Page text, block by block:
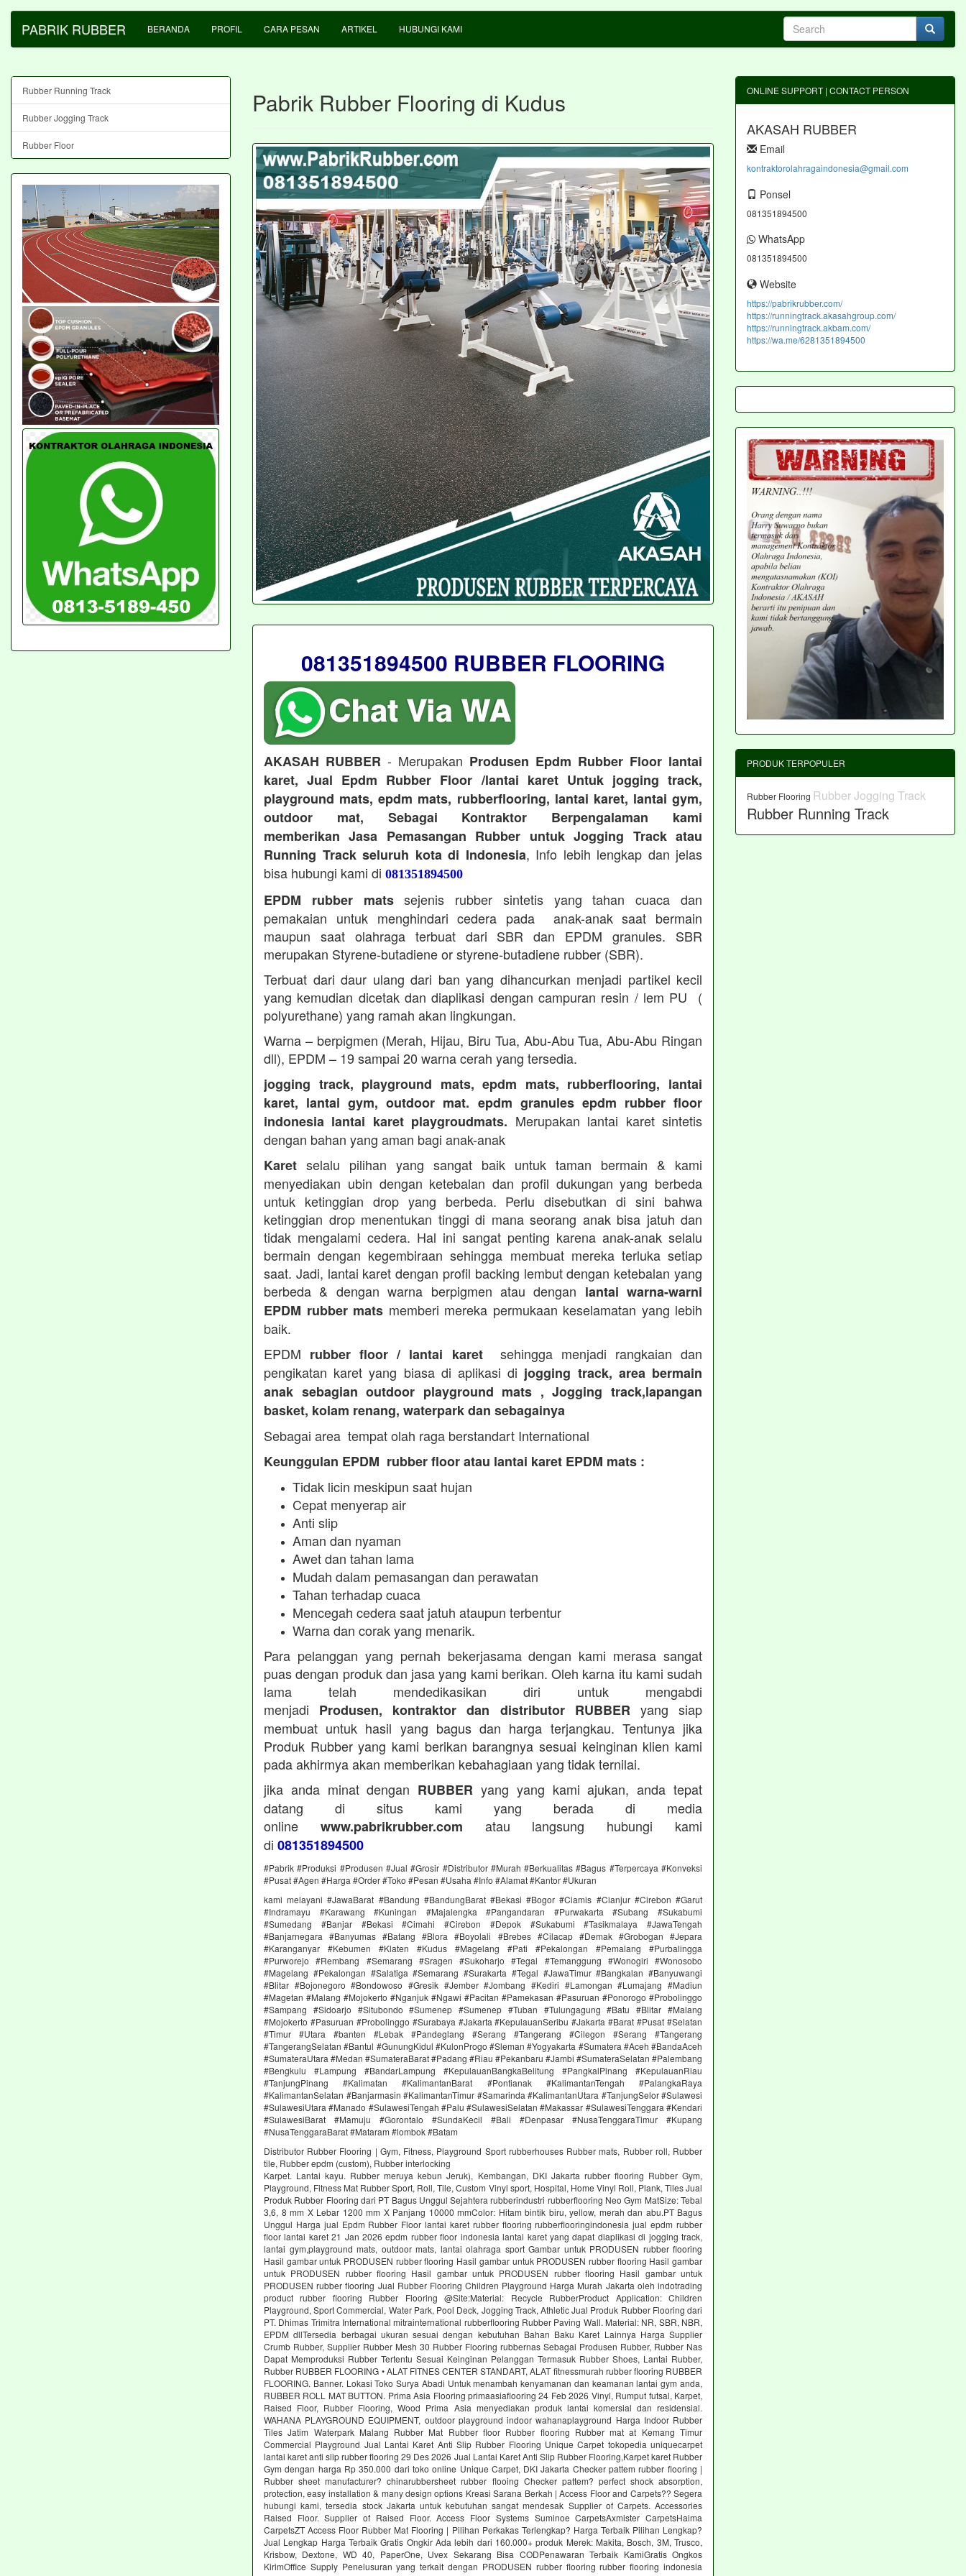
PABRIK RUBBER BERANDA PROFIL CARA PESAN ARTIKEL HUBUNGI KAMI
Pabrik Rubber Flooring di Kudus
081351894500 RUBBER FLOORING
AKASAH RUBBER - Merupakan Produsen Epdm Rubber Floor lantai
karet, Jual Epdm Rubber Floor /lantai karet Untuk jogging track,
playground mats, epdm mats, rubberflooring, lantai karet, lantai gym,
outdoor mat, Sebagai Kontraktor Berpengalaman kami
memberikan Jasa Pemasangan Rubber untuk Jogging Track atau
Running Track seluruh kota di Indonesia, Info lebih lengkap dan jelas
bisa hubungi kami di 081351894500
EPDM rubber matssejenis rubber sintetis yang tahan cuaca dan
pemakaian untuk menghindari cedera pada anak-anak saat bermain
maupun saat olahraga terbuat dari SBR dan EPDM granules. SBR
merupakan Styrene-butadiene or styrene-butadiene rubber (SBR).
Terbuat dari daur ulang dari ban yang dihancurkan menjadi partikel kecil
yang kemudian dicetak dan diaplikasi dengan campuran resin / lem PU (
polyurethane) yang ramah akan lingkungan.
Warna – berpigmen (Merah, Hijau, Biru Tua, Abu-Abu Tua, Abu-Abu Ringan
dll), EPDM – 19 sampai 20 warna cerah yang tersedia.
jogging track, playground mats, epdm mats, rubberflooring, lantai
karet, lantai gym, outdoor mat. epdm granules epdm rubber floor
indonesia lantai karet playgroudmats. Merupakan lantai karet sintetis
dengan bahan yang aman bagi anak-anak
Karet selalu pilihan yang sangat baik untuk taman bermain & kami
menyediakan ubin dengan ketebalan dan profil dukungan yang berbeda
untuk ketinggian drop yang berbeda. Perlu disebutkan di sini bahwa
ketinggian drop menentukan tinggi di mana seorang anak bisa jatuh dan
tidak mengalami cedera. Hal ini sangat penting karena anak-anak selalu
bermain dengan kegembiraan sehingga membuat mereka terluka setiap
saat. Jadi, lantai karet dengan profil backing lembut dengan ketebalan yang
berbeda & dengan warna berpigmen atau dengan lantai warna-warni
EPDM rubber mats memberi mereka permukaan keselamatan yang lebih
baik.
EPDM rubber floor / lantai karetsehingga menjadi rangkaian dan
pengikatan karet yang biasa di aplikasi di jogging track, area bermain
anak sebagian outdoor playground mats , Jogging track,lapangan
basket, kolam renang, waterpark dan sebagainya
Sebagai area tempat olah raga berstandart International
Keunggulan EPDM rubber floor atau lantai karet EPDM mats :
Tidak licin meskipun saat hujan
Cepat menyerap air
Anti slip
Aman dan nyaman
Awet dan tahan lama
Mudah dalam pemasangan dan perawatan
Tahan terhadap cuaca
Mencegah cedera saat jatuh ataupun terbentur
Warna dan corak yang menarik.
Para pelanggan yang pernah bekerjasama dengan kami merasa sangat
puas dengan produk dan jasa yang kami berikan. Oleh karna itu kami sudah
lama telah mendedikasikan diri untuk mengabdi
menjadi Produsen, kontraktor dan distributor RUBBER yang siap
membuat untuk hasil yang bagus dan harga terjangkau. Tentunya jika
Produk Rubber yang kami berikan barangnya sesuai keinginan klien kami
pada akhirmya akan memberikan kebahagiaan yang tidak ternilai.
jika anda minat dengan RUBBER yang yang kami ajukan, anda tepat
datang di situs kami yang berada di media
online www.pabrikrubber.com atau langsung hubungi kami
di 081351894500
#Pabrik #Produksi #Produsen #Jual #Grosir #Distributor #Murah #Berkualitas #Bagus #Terpercaya #Konveksi
#Pusat #Agen #Harga #Order #Toko #Pesan #Usaha #Info #Alamat #Kantor #Ukuran
kami melayani #JawaBarat #Bandung #BandungBarat #Bekasi #Bogor #Ciamis #Cianjur #Cirebon #Garut
#Indramayu #Karawang #Kuningan #Majalengka #Pangandaran #Purwakarta #Subang #Sukabumi
#Sumedang #Banjar #Bekasi #Cimahi #Cirebon #Depok #Sukabumi #Tasikmalaya #JawaTengah
#Banjarnegara #Banyumas #Batang #Blora #Boyolali #Brebes #Cilacap #Demak #Grobogan #Jepara
#Karanganyar #Kebumen #Klaten #Kudus #Magelang #Pati #Pekalongan #Pemalang #Purbalingga
#Purworejo #Rembang #Semarang #Sragen #Sukoharjo #Tegal #Temanggung #Wonogiri #Wonosobo
#Magelang #Pekalongan #Salatiga #Semarang #Surakarta #Tegal #JawaTimur #Bangkalan #Banyuwangi
#Blitar #Bojonegoro #Bondowoso #Gresik #Jember #Jombang #Kediri #Lamongan #Lumajang #Madiun
#Magetan #Malang #Mojokerto #Nganjuk #Ngawi #Pacitan #Pamekasan #Pasuruan #Ponorogo #Probolinggo
#Sampang #Sidoarjo #Situbondo #Sumenep #Sumenep #Tuban #Tulungagung #Batu #Blitar #Malang
#Mojokerto #Pasuruan #Probolinggo #Surabaya #Jakarta #KepulauanSeribu #Jakarta #Barat #Pusat #Selatan
#Timur #Utara #banten #Lebak #Pandeglang #Serang #Tangerang #Cilegon #Serang #Tangerang
#TangerangSelatan #Bantul #GunungKidul #KulonProgo #Sleman #Yogyakarta #Sumatera #Aceh #BandaAceh
#SumateraUtara #Medan #SumateraBarat #Padang #Riau #Pekanbaru #Jambi #SumateraSelatan #Palembang
#Bengkulu #Lampung #BandarLampung #KepulauanBangkaBelitung #PangkalPinang #KepulauanRiau
#TanjungPinang #Kalimatan #KalimantanBarat #Pontianak #KalimantanTengah #PalangkaRaya
#KalimantanSelatan #Banjarmasin #KalimantanTimur #Samarinda #KalimantanUtara #TanjungSelor #Sulawesi
#SulawesiUtara #Manado #SulawesiTengah #Palu #SulawesiSelatan #Makassar #SulawesiTenggara #Kendari
#SulawesiBarat #Mamuju #Gorontalo #SundaKecil #Bali #Denpasar #NusaTenggaraTimur #Kupang
#NusaTenggaraBarat #Mataram #lombok #Batam
Distributor Rubber Flooring | Gym, Fitness, Playground Sport rubberhouses Rubber mats, Rubber roll, Rubber
tile, Rubber epdm (custom), Rubber interlocking
Karpet. Lantai kayu. Rubber meruya kebun Jeruk), Kembangan, DKI Jakarta rubber flooring Rubber Gym,
Playground, Fitness Mat Rubber Sport, Roll, Tile, Custom Vinyl sport, Hospital, Home Vinyl Roll, Plank, Tiles Jual
Produk Rubber Flooring dari PT Bagus Unggul Sejahtera rubberindustri rubberflooring Neo Gym MatSize: Tebal
3,6, 8 mm X Lebar 1200 mm X Panjang 10000 mmColor: Hitam bintik biru, yellow, merah dan abu.PT Bagus
Unggul Harga jual Epdm Rubber Floor lantai karet rubber flooring rubberflooringindonesia jual epdm rubber
floor lantai karet 21 Jan 2026 epdm rubber floor indonesia lantai karet yang dapat diaplikasi di jogging track,
lantai gym,playground mats, outdoor mats, lantai olahraga sport Gambar untuk PRODUSEN rubber flooring
Hasil gambar untuk PRODUSEN rubber flooring Hasil gambar untuk PRODUSEN rubber flooring Hasil gambar
untuk PRODUSEN rubber flooring Hasil gambar untuk PRODUSEN rubber flooring Hasil gambar untuk
PRODUSEN rubber flooring Jual Rubber Flooring Children Playground Harga Murah Jakarta oleh indotrading
product rubber flooring Rubber Flooring @Site:Material: Recycle RubberProduct Application: Children
Playground, Sport Commercial, Water Park, Pool Deck, Jogging Track, Athletic Jual Produk Rubber Flooring dari
PT. Dhimas Trimitra International mitrainternational rubberflooring Rubber Paving Wall. Material: NR, SBR, NBR,
EPDM dllTersedia berbagai ukuran sesuai dengan kebutuhan Bahan Baku Karet Lainnya Harga Supplier
Crumb Rubber, Supplier Rubber Mesh 30 Rubber Flooring rubbernas Sebagai Produsen Rubber, Rubber Nas
Dapat Memproduksi Rubber Tertentu Sesuai Keinginan Pelanggan Termasuk Rubber Shoes, Lantai Rubber,
Rubber RUBBER FLOORING • ALAT FITNES CENTER STANDART, ALAT fitnessmurah rubber flooring RUBBER
FLOORING. Banner. Lokasi Toko Surya Abadi Untuk menambah kenyamanan dan keamanan lantai gym anda,
RUBBER ROLL MAT BUTTON. Prima Asia Flooring primaasiaflooring 24 Feb 2026 Vinyl, Rumput futsal, Karpet,
Raised Floor, Rubber Flooring, Wood Prima Asia menyediakan produk lantai komersial dan residensial.
WAHANA PLAYGROUND EQUIPMENT, outdoor playground indoor wahanaplayground Harga Indoor Rubber
Tiles Jatim Waterpark Malang Rubber Mat Rubber floor Rubber flooring Rubber mat at Kemang Timur
Commercial Playground Jual Lantai Karet Anti Slip Rubber Flooring Unique Carpet tokopedia uniquecarpet
lantai karet anti slip rubber flooring 29 Des 2026 Jual Lantai Karet Anti Slip Rubber Flooring,Karpet karet Rubber
Gym dengan harga Rp 350.000 dari toko online Unique Carpet, DKI Jakarta Checker pattem rubber flooring |
Rubber sheet manufacturer? chinarubbersheet rubber flooing Checker pattem? perfect shock absorption,
protection, easy installation & many design options Kreasi Sarana Berkah | Access Floor and Carpets?? Segera
hubungi kami, tersedia stock Jakarta untuk kebutuhan sangat mendesak Supplier of Carpets. Accessories
Raised Floor. Supplier of Raised Floor. Access Floor Systems Suminoe CarpetsAxmister CarpetsHaima
CarpetsZT Access Floor Rubber Mat Flooring | Pilihan Perkakas Terlengkap? Harga Terbaik Pilihan Lengkap?
Jual Lengkap Harga Terbaik Gratis Ongkir Ada lebih dari 160.000+ produk Merek: Makita, Bosch, 3M, Trusco,
Krisbow, Dextone, WD 40, PaperOne, Uvex Sekarang Bisa CODPenawaran Terbaik KamiGratis Ongkos
KirimOffice Supply Penelusuran yang terkait dengan PRODUSEN rubber flooring rubber flooring indonesia
Rubber Running Track
Rubber Jogging Track
Rubber Floor
ONLINE SUPPORT | CONTACT PERSON
AKASAH RUBBER
Email
kontraktorolahragaindonesia@gmail.com
Ponsel
081351894500
WhatsApp
081351894500
Website
https://pabrikrubber.com/
https://runningtrack.akasahgroup.com/
https://runningtrack.akbam.com/
https://wa.me/6281351894500
PRODUK TERPOPULER
Rubber Flooring Rubber Jogging Track
Rubber Running Track